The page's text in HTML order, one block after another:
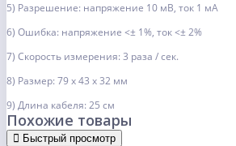
5) Разрешение: напряжение 10 мВ, ток 1 мА
6) Ошибка: напряжение <± 1%, ток <± 2%
7) Скорость измерения: 3 раза / сек.
8) Размер: 79 х 43 х 32 мм
9) Длина кабеля: 25 см
Похожие товары
Быстрый просмотр